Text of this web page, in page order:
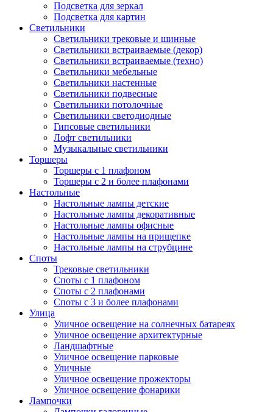
Подсветка для зеркал
Подсветка для картин
Светильники
Светильники трековые и шинные
Светильники встраиваемые (декор)
Светильники встраиваемые (техно)
Светильники мебельные
Светильники настенные
Светильники подвесные
Светильники потолочные
Светильники светодиодные
Гипсовые светильники
Лофт светильники
Музыкальные светильники
Торшеры
Торшеры с 1 плафоном
Торшеры с 2 и более плафонами
Настольные
Настольные лампы детские
Настольные лампы декоративные
Настольные лампы офисные
Настольные лампы на прищепке
Настольные лампы на струбцине
Споты
Трековые светильники
Споты с 1 плафоном
Споты с 2 плафонами
Споты с 3 и более плафонами
Улица
Уличное освещение на солнечных батареях
Уличное освещение архитектурные
Ландшафтные
Уличное освещение парковые
Уличные
Уличное освещение прожекторы
Уличное освещение фонарики
Лампочки